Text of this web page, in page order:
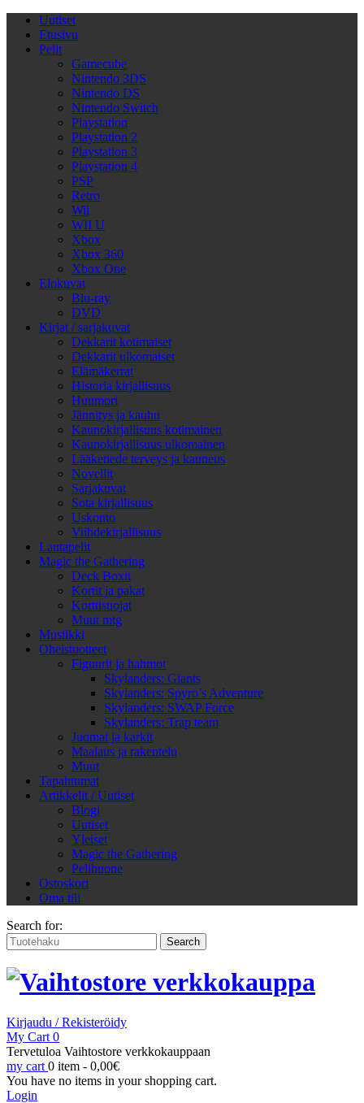
Uutiset
Etusivu
Pelit
Gamecube
Nintendo 3DS
Nintendo DS
Nintendo Switch
Playstation
Playstation 2
Playstation 3
Playstation 4
PSP
Retro
Wii
WII U
Xbox
Xbox 360
Xbox One
Elokuvat
Blu-ray
DVD
Kirjat / sarjakuvat
Dekkarit kotimaiset
Dekkarit ulkomaiset
Elämäkerrat
Historia kirjallisuus
Huumori
Jännitys ja kauhu
Kaunokirjallisuus kotimainen
Kaunokirjallisuus ulkomainen
Lääketiede terveys ja kauneus
Novellit
Sarjakuvat
Sota kirjallisuus
Uskonto
Viihdekirjallisuus
Lautapelit
Magic the Gathering
Deck Boxit
Kortit ja pakat
Korttisuojat
Muut mtg
Musiikki
Oheistuotteet
Figuurit ja hahmot
Skylanders: Giants
Skylanders: Spyro’s Adventure
Skylanders: SWAP Force
Skylanders: Trap team
Juomat ja karkit
Maalaus ja rakentelu
Muut
Tapahtumat
Artikkelit / Uutiset
Blogi
Uutiset
Yleiset
Magic the Gathering
Pelihuone
Ostoskori
Oma tili
Search for:
Kirjaudu / Rekisteröidy
My Cart 0
Tervetuloa Vaihtostore verkkokauppaan
my cart 0 item - 0,00€
You have no items in your shopping cart.
Login